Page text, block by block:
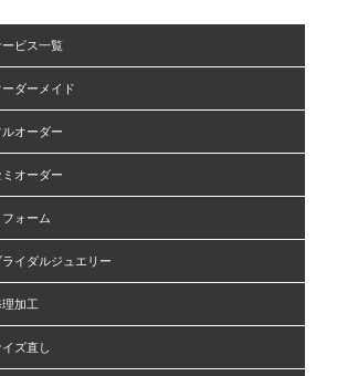
ービス一覧
ーダーメイド
ルオーダー
ミオーダー
フォーム
ライダルジュエリー
理加工
ズ直し